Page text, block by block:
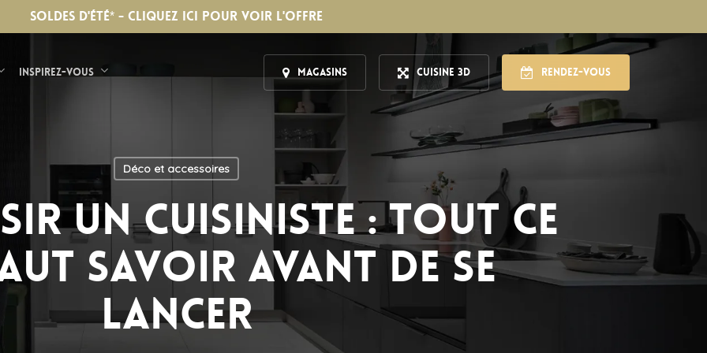
SOLDES D'ÉTÉ* - CLIQUEZ ICI POUR VOIR L'OFFRE
Inspirez-vous Magasins Cuisine 3D Rendez-vous
Déco et accessoires
un cuisiniste : tout ce
savoir avant de se
lancer